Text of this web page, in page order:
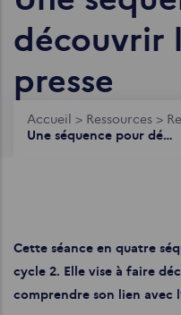
découvrir
presse
Fil
Accueil > Ressources >
Une séquence pour découvrir le dessin de presse
Cette séance en quatre
cycle 2. Elle vise à faire
comprendre son lien avec